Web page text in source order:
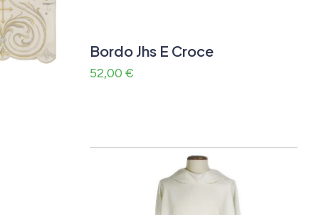
Bordo Jhs E Croce
52,00 €